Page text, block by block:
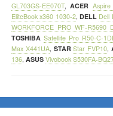
GL703GS-EE070T,ACER
EliteBook x360 1030-2,DELL Dell
WORKFORCE PRO WF-R5690
TOSHIBA Satellite Pro R50-C-
Max X441UA, STAR Star FVP10,
136, ASUS Vivobook S530FA-